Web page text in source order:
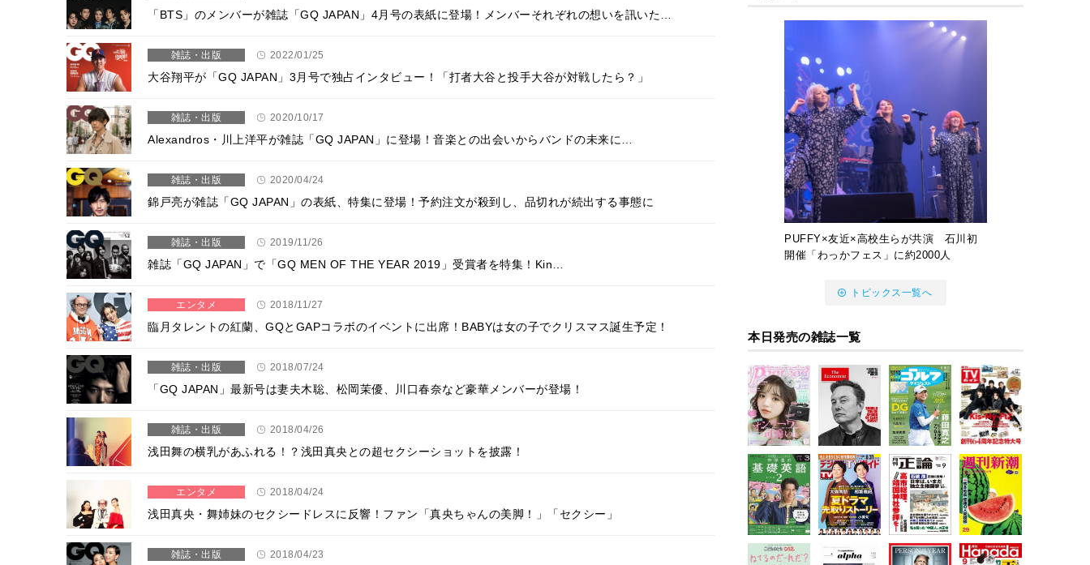
「BTS」のメンバーが雑誌「GQ JAPAN」4月号の表紙に登場！メンバーそれぞれの想いを訊いた…
雑誌・出版 2022/01/25
大谷翔平が「GQ JAPAN」3月号で独占インタビュー！「打者大谷と投手大谷が対戦したら？」
雑誌・出版 2020/10/17
Alexandros・川上洋平が雑誌「GQ JAPAN」に登場！音楽との出会いからバンドの未来に…
雑誌・出版 2020/04/24
錦戸亮が雑誌「GQ JAPAN」の表紙、特集に登場！予約注文が殺到し、品切れが続出する事態に
雑誌・出版 2019/11/26
雑誌「GQ JAPAN」で「GQ MEN OF THE YEAR 2019」受賞者を特集！Kin…
エンタメ 2018/11/27
臨月タレントの紅蘭、GQとGAPコラボのイベントに出席！BABYは女の子でクリスマス誕生予定！
雑誌・出版 2018/07/24
「GQ JAPAN」最新号は妻夫木聡、松岡茉優、川口春奈など豪華メンバーが登場！
雑誌・出版 2018/04/26
浅田舞の横乳があふれる！？浅田真央との超セクシーショットを披露！
エンタメ 2018/04/24
浅田真央・舞姉妹のセクシードレスに反響！ファン「真央ちゃんの美脚！」「セクシー」
雑誌・出版 2018/04/23
PUFFY×友近×高校生らが共演 石川初
開催「わっかフェス」に約2000人
トピックス一覧へ
本日発売の雑誌一覧